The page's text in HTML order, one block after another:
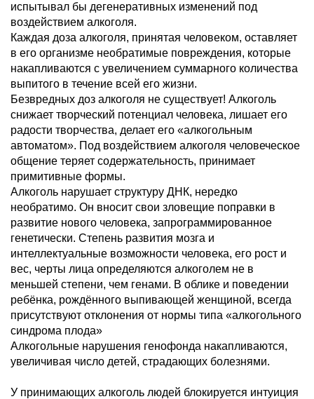
испытывал бы дегенеративных изменений под
воздействием алкоголя.
Каждая доза алкоголя, принятая человеком, оставляет
в его организме необратимые повреждения, которые
накапливаются с увеличением суммарного количества
выпитого в течение всей его жизни.
Безвредных доз алкоголя не существует! Алкоголь
снижает творческий потенциал человека, лишает его
радости творчества, делает его «алкогольным
автоматом». Под воздействием алкоголя человеческое
общение теряет содержательность, принимает
примитивные формы.
Алкоголь нарушает структуру ДНК, нередко
необратимо. Он вносит свои зловещие поправки в
развитие нового человека, запрограммированное
генетически. Степень развития мозга и
интеллектуальные возможности человека, его рост и
вес, черты лица определяются алкоголем не в
меньшей степени, чем генами. В облике и поведении
ребёнка, рождённого выпивающей женщиной, всегда
присутствуют отклонения от нормы типа «алкогольного
синдрома плода»
Алкогольные нарушения генофонда накапливаются,
увеличивая число детей, страдающих болезнями.
У принимающих алкоголь людей блокируется интуиция